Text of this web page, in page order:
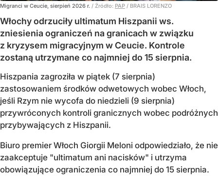
Migranci w Ceucie, sierpień 2026 r. / Źródło: PAP / BRAIS LORENZO
Włochy odrzuciły ultimatum Hiszpanii ws.
zniesienia ograniczeń na granicach w związku
z kryzysem migracyjnym w Ceucie. Kontrole
zostaną utrzymane co najmniej do 15 sierpnia.
Hiszpania zagroziła w piątek (7 sierpnia)
zastosowaniem środków odwetowych wobec Włoch,
jeśli Rzym nie wycofa do niedzieli (9 sierpnia)
przywróconych kontroli granicznych wobec podróżnych
przybywających z Hiszpanii.
Biuro premier Włoch Giorgii Meloni odpowiedziało, że nie
zaakceptuje "ultimatum ani nacisków" i utrzyma
obowiązujące ograniczenia co najmniej do 15 sierpnia.